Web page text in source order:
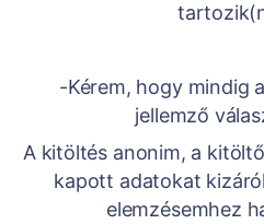
-Kérem, hogy mindig
jellemző
A kitöltés anonim, a
kapott adatokat
elemzésemhez